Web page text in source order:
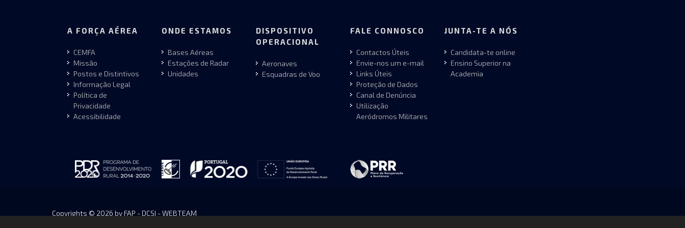
A FORÇA AÉREA
CEMFA
Missão
Postos e Distintivos
Informação Legal
Política de
Privacidade
Acessibilidade
ONDE ESTAMOS
Bases Aéreas
Estações de Radar
Unidades
DISPOSITIVO
OPERACIONAL
Aeronaves
Esquadras de Voo
FALE CONNOSCO
Contactos Úteis
Envie-nos um e-mail
Links Úteis
Proteção de Dados
Canal de Denúncia
Utilização
Aeródromos Militares
JUNTA-TE A NÓS
Candidata-te online
Ensino Superior na
Academia
Copyrights © 2026 by FAP - DCSI - WEBTEAM